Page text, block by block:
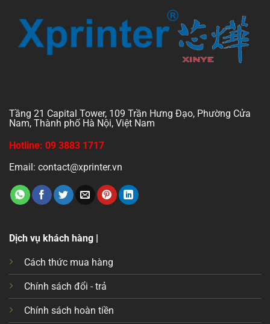
Tầng 21 Capital Tower, 109 Trần Hưng Đạo, Phường Cửa
Nam, Thành phố Hà Nội, Việt Nam
Hotline: 09 3883 1717
Email: contact@xprinter.vn
Dịch vụ khách hàng |
Cách thức mua hàng
Chính sách đổi - trả
Chính sách hoàn tiền